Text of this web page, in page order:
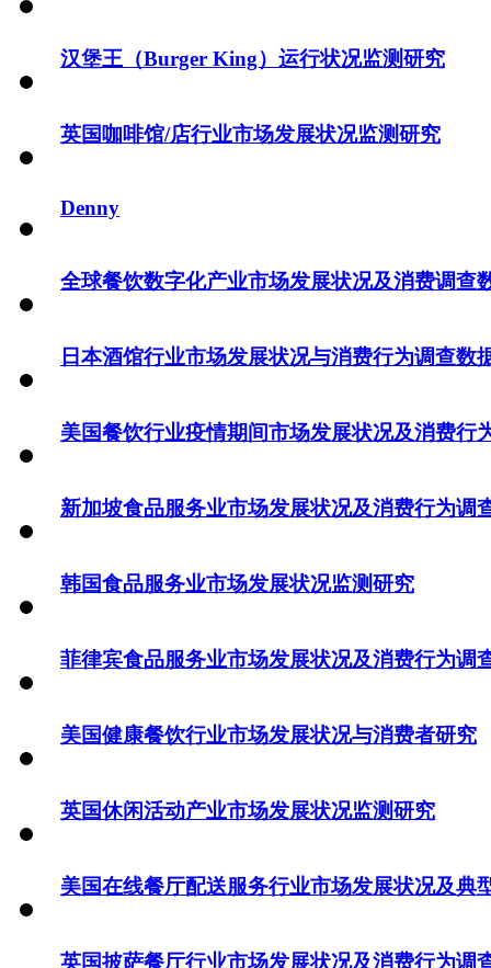
汉堡王（Burger King）运行状况监测研究
英国咖啡馆/店行业市场发展状况监测研究
Denny
全球餐饮数字化产业市场发展状况及消费调查
日本酒馆行业市场发展状况与消费行为调查数
美国餐饮行业疫情期间市场发展状况及消费行
新加坡食品服务业市场发展状况及消费行为调
韩国食品服务业市场发展状况监测研究
菲律宾食品服务业市场发展状况及消费行为调
美国健康餐饮行业市场发展状况与消费者研究
英国休闲活动产业市场发展状况监测研究
美国在线餐厅配送服务行业市场发展状况及典
英国披萨餐厅行业市场发展状况及消费行为调